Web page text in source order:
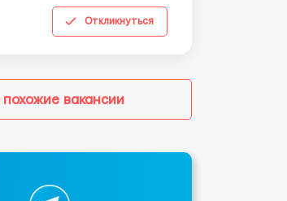
Откликнуться
похожие вакансии